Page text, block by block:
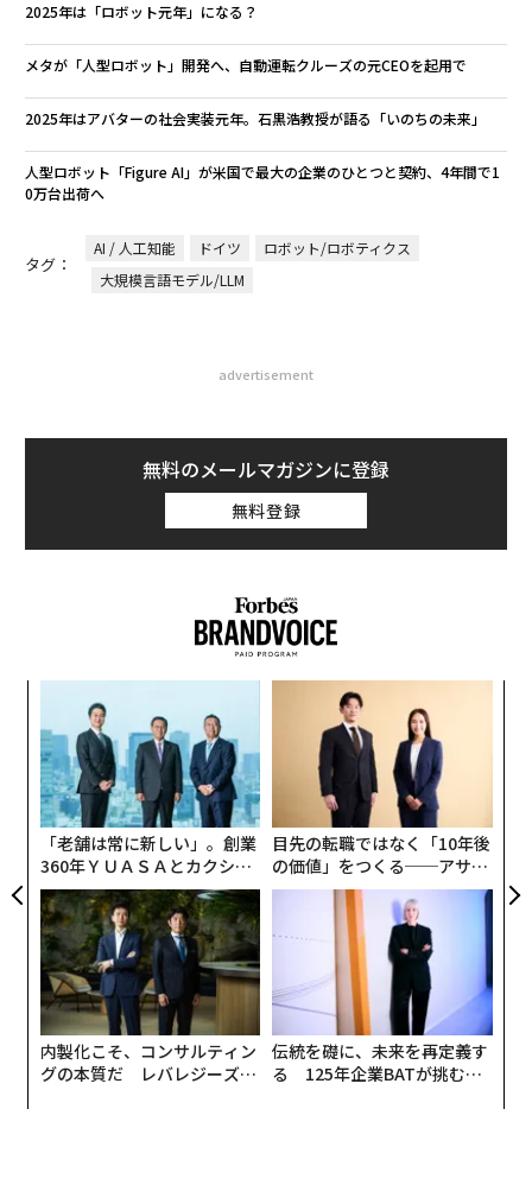
2025年は「ロボット元年」になる？
メタが「人型ロボット」開発へ、自動運転クルーズの元CEOを起用で
2025年はアバターの社会実装元年。石黒浩教授が語る「いのちの未来」
人型ロボット「Figure AI」が米国で最大の企業のひとつと契約、4年間で1
0万台出荷へ
タグ：
AI / 人工知能 ドイツ
ロボット/ロボティクス
大規模言語モデル/LLM
advertisement
無料のメールマガジンに登録
無料登録
「老舗は常に新しい」。創業
360年ＹＵＡＳＡとカクシン
CEO田尻望が語る、AIを超え
る人の価値
目先の転職ではなく「10年後
の価値」をつくる──アサイ
ンの長期伴走型支援とは
内製化こそ、コンサルティン
グの本質だ レバレジーズが
伝統を礎に、未来を再定義す
る 125年企業BATが挑むス